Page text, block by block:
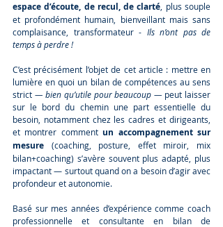
espace d’écoute, de recul, de clarté , plus souple
et profondément humain, bienveillant mais sans
complaisance, transformateur - Ils n’ont pas de
temps à perdre !
C’est précisément l’objet de cet article : mettre en
lumière en quoi un bilan de compétences au sens
strict — bien qu’utile pour beaucoup — peut laisser
sur le bord du chemin une part essentielle du
besoin, notamment chez les cadres et dirigeants,
et montrer comment un accompagnement sur
mesure (coaching, posture, effet miroir, mix
bilan+coaching) s’avère souvent plus adapté, plus
impactant — surtout quand on a besoin d’agir avec
profondeur et autonomie.
Basé sur mes années d’expérience comme coach
professionnelle et consultante en bilan de